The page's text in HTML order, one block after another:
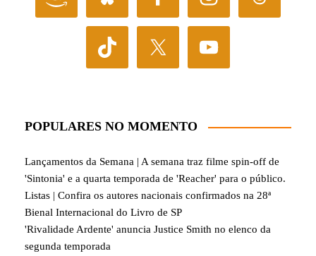
POPULARES NO MOMENTO
Lançamentos da Semana | A semana traz filme spin-off de
'Sintonia' e a quarta temporada de 'Reacher' para o público.
Listas | Confira os autores nacionais confirmados na 28ª
Bienal Internacional do Livro de SP
'Rivalidade Ardente' anuncia Justice Smith no elenco da
segunda temporada